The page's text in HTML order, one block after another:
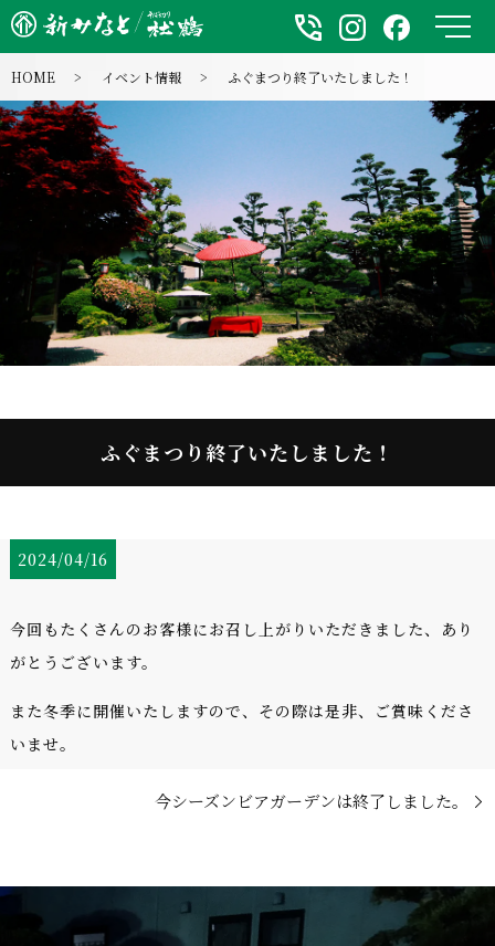
メ
HOME イベント情報 ふぐまつり終了いたしました！
ふぐまつり終了いたしました！
2024/04/16
今回もたくさんのお客様にお召し上がりいただきました、あり
がとうございます。
また冬季に開催いたしますので、その際は是非、ご賞味くださ
いませ。
今シーズンビアガーデンは終了しました。